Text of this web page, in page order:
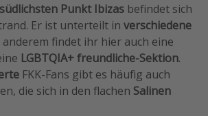
südlichsten Punkt Ibizas befindet sich
Er ist unterteilt in verschiedene
findet ihr hier auch eine
LGBTQIA+ freundliche-Sektion.
FKK-Fans gibt es häufig auch
die sich in den flachen Salinen